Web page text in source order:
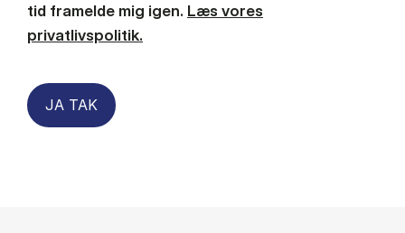
tid framelde mig igen. Læs vores
privatlivspolitik.
JA TAK